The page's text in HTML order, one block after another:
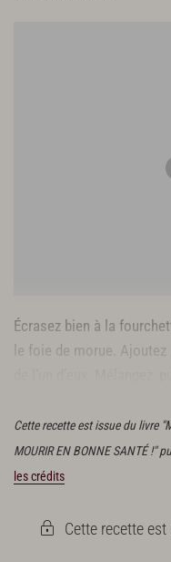
Écrasez bien à la
le foie de morue.
Cette recette est issue du livre
MOURIR EN BONNE SANTÉ !"
les crédits
Cette recette